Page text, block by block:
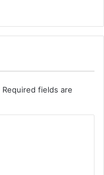
Required fields are